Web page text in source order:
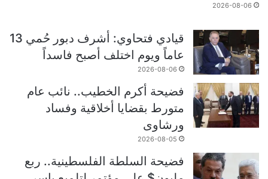
2026-08-06
قيادي فتحاوي: أشرف دبور حُمي 13
عاماً ويوم اختلف أصبح فاسداً
2026-08-06
فضيحة أكرم الخطيب.. نائب عام
متورط بقضايا أخلاقية وفساد
ورشاوى
2026-08-05
فضيحة السلطة الفلسطينية.. ربع